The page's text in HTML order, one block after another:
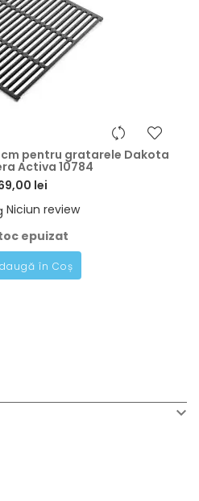
pentru gratarele Dakota
Activa 10784
lei
Niciun review
epuizat
în Coș
